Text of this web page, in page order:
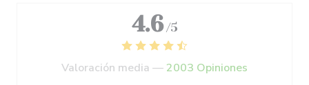
4.6 /5
Valoración media — 2003 Opiniones